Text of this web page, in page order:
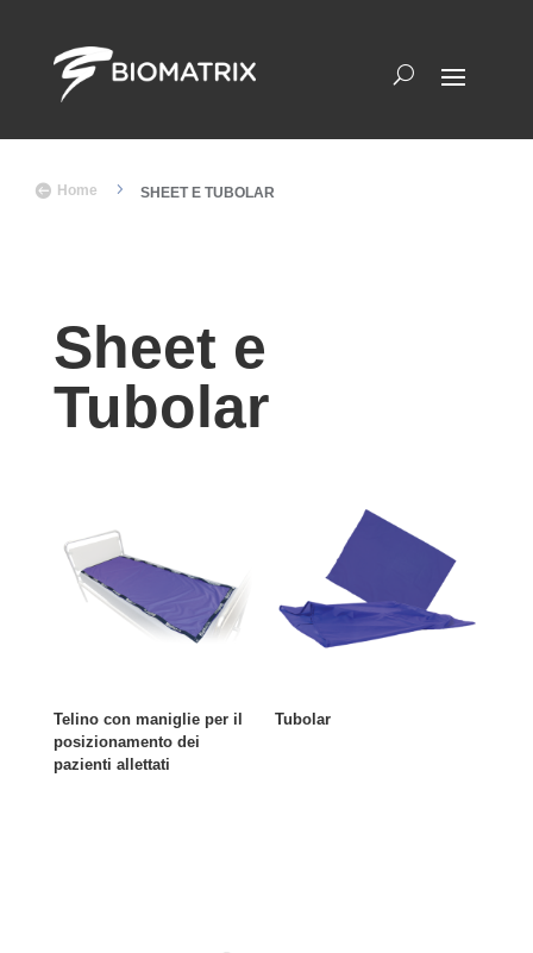
 Home 5 SHEET E TUBOLAR
Sheet e
Tubolar
Telino con maniglie per il
posizionamento dei
pazienti allettati
Tubolar